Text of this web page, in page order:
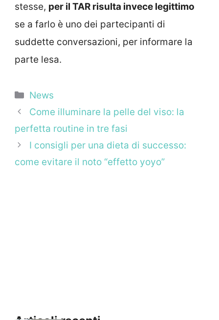
stesse, per il TAR risulta invece legittimo
se a farlo è uno dei partecipanti di
suddette conversazioni, per informare la
parte lesa.
Categorie
News
Come illuminare la pelle del viso: la
perfetta routine in tre fasi
I consigli per una dieta di successo:
come evitare il noto “effetto yoyo”